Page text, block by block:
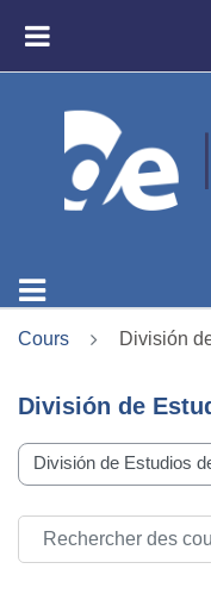
Cours División
División de
Catégories de cours
Rechercher des cours